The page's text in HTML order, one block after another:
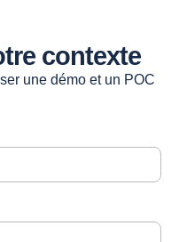
contexte
une démo et un POC